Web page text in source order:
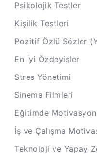
Psikolojik Testler
Kişilik Testleri
Pozitif Özlü Sözler
En İyi Özdeyişler
Stres Yönetimi
Sinema Filmleri
Eğitimde Motivasyon
İş ve Çalışma
Teknoloji ve Yapay